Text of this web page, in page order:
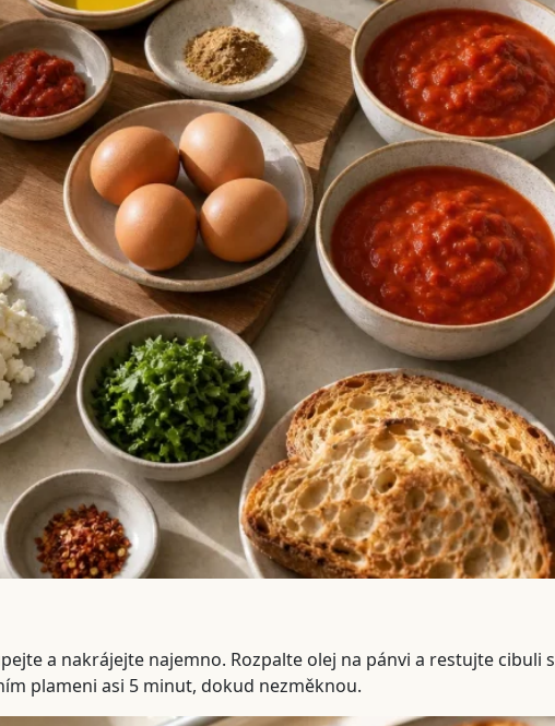
a nakrájejte najemno. Rozpalte olej na pánvi a restujte cibuli s
plameni asi 5 minut, dokud nezměknou.